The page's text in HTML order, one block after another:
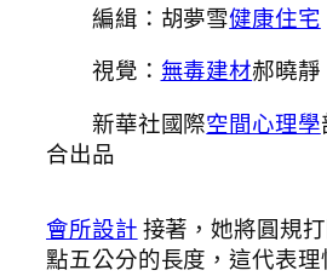
編緝：胡夢雪健康住宅
視覺： 無毒建材郝曉
新華社國際空間心理學
合出品
會所設計接著，她將圓規
點五公分的長度，這代表理